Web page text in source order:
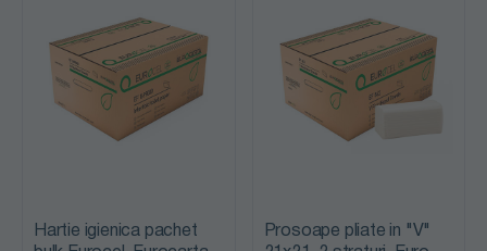
Hartie igienica pachet
Prosoape pliate in "V"